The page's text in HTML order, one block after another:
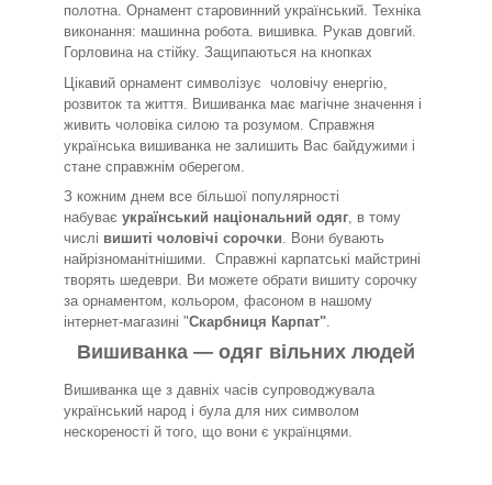
полотна. Орнамент старовинний український. Техніка
виконання: машинна робота. вишивка. Рукав довгий.
Горловина на стійку. Защипаються на кнопках
Цікавий орнамент символізує чоловічу енергію,
розвиток та життя. Вишиванка має магічне значення і
живить чоловіка силою та розумом. Справжня
українська вишиванка не залишить Вас байдужими і
стане справжнім оберегом.
З кожним днем все більшої популярності
набуває український національний одяг, в тому
числі вишиті чоловічі сорочки. Вони бувають
найрізноманітнішими. Справжні карпатські майстрині
творять шедеври. Ви можете обрати вишиту сорочку
за орнаментом, кольором, фасоном в нашому
інтернет-магазині "Скарбниця Карпат".
Вишиванка — одяг вільних людей
Вишиванка ще з давніх часів супроводжувала
український народ і була для них символом
нескореності й того, що вони є українцями.